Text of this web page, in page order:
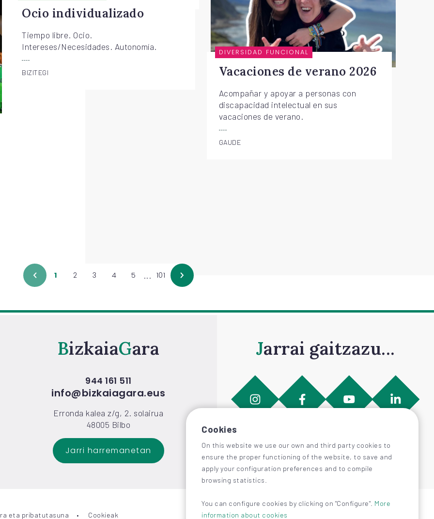
Ocio individualizado
Tiempo libre. Ocio.
Intereses/Necesidades. Autonomía.
BIZITEGI
DIVERSIDAD FUNCIONAL
Vacaciones de verano 2026
Acompañar y apoyar a personas con
discapacidad intelectual en sus
vacaciones de verano.
GAUDE
1 2 3 4 5 ... 101
Bizkaia Gara
944 161 511
info@bizkaiagara.eus
Erronda kalea z/g, 2. solairua
48005 Bilbo
Jarri harremanetan
Jarrai gaitzazu...
eta pribatutasuna Cookieak
Cookies
On this website we use our own and third party cookies to
ensure the proper functioning of the website, to save and
apply your configuration preferences and to compile
browsing statistics.
You can configure cookies by clicking on "Configure". More
information about cookies